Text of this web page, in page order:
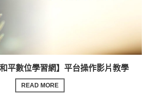
和平數位學習網】平台操作影片教學
READ MORE